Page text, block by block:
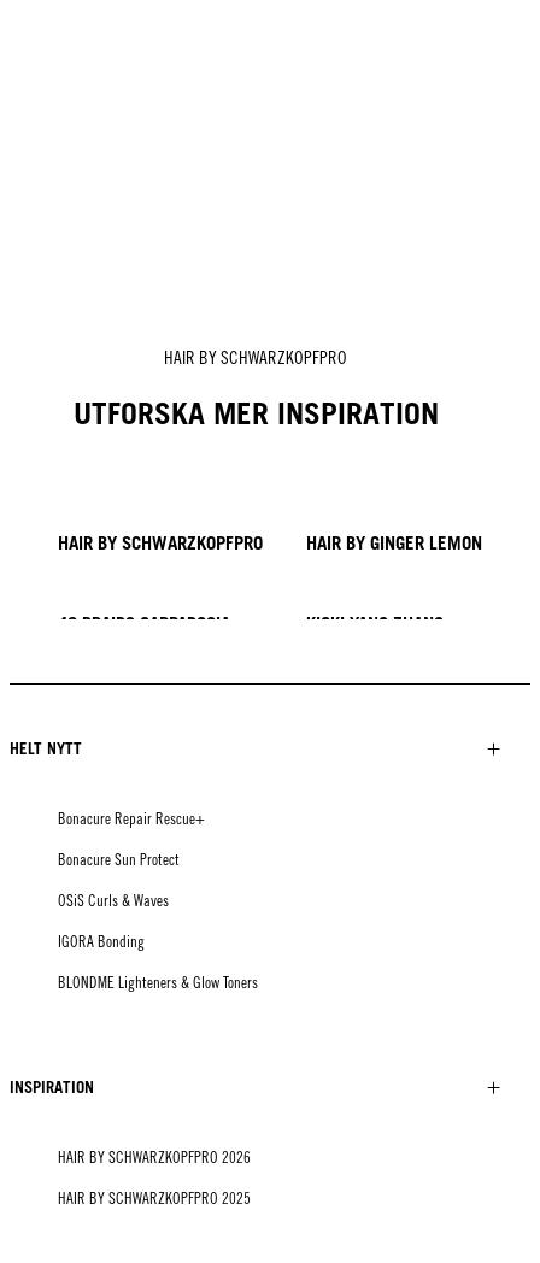
HAIR BY SCHWARZKOPFPRO
UTFORSKA MER INSPIRATION
HAIR BY SCHWARZKOPFPRO HAIR BY GINGER LEMON
40 BRAIDS CAPPADOCIA KICKI YANG ZHANG
HELT NYTT
Bonacure Repair Rescue+
Bonacure Sun Protect
OSiS Curls & Waves
IGORA Bonding
BLONDME Lighteners & Glow Toners
INSPIRATION
HAIR BY SCHWARZKOPFPRO 2026
HAIR BY SCHWARZKOPFPRO 2025